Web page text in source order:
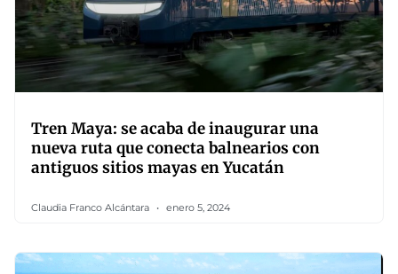
Tren Maya: se acaba de inaugurar una
nueva ruta que conecta balnearios con
antiguos sitios mayas en Yucatán
Claudia Franco Alcántara enero 5, 2024